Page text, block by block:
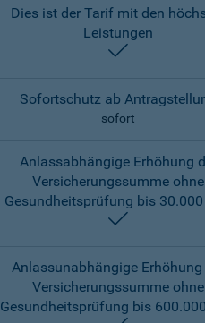
Dies ist der Tarif mit den
Leistungen
Sofortschutz ab
sofort
Anlassabhängige Erhöhung
Versicherungssumme ohne
Gesundheitsprüfung bis 30.000
Anlassunabhängige Erhöhung
Versicherungssumme ohne
Gesundheitsprüfung bis